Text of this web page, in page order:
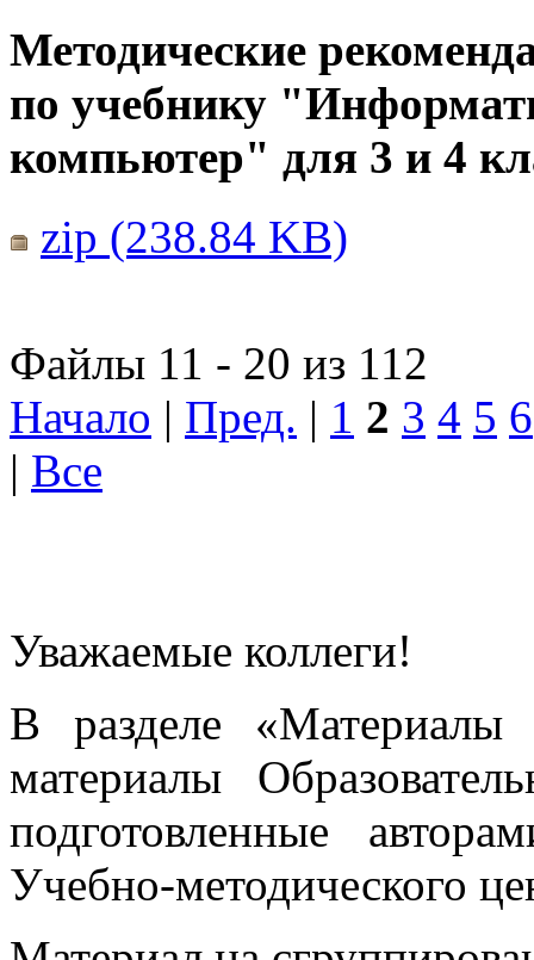
Методические
по учебнику
компьютер" для 3 и 4
zip (238.84 KB)
Файлы 11 - 20 из 112
Начало | Пред. | 1 2 3 4 5 6
| Все
Уважаемые коллеги!
В разделе «Материалы
материалы
подготовленные
Учебно-методического